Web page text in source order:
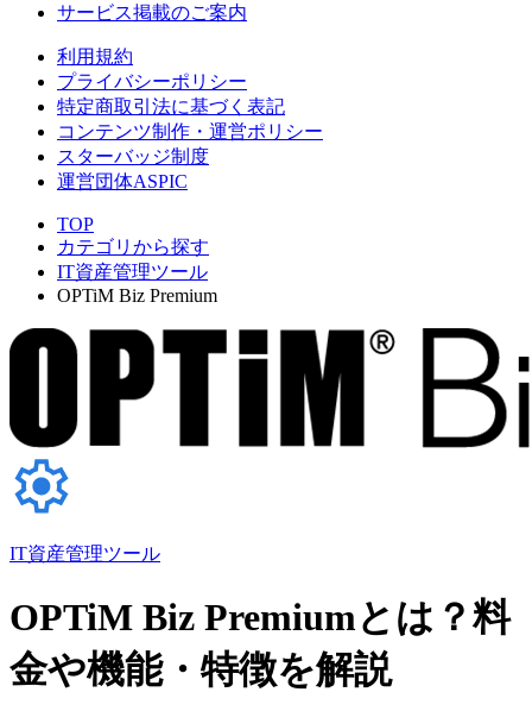
サービス掲載のご案内
利用規約
プライバシーポリシー
特定商取引法に基づく表記
コンテンツ制作・運営ポリシー
スターバッジ制度
運営団体ASPIC
TOP
カテゴリから探す
IT資産管理ツール
OPTiM Biz Premium
IT資産管理ツール
OPTiM Biz Premiumとは？料
金や機能・特徴を解説